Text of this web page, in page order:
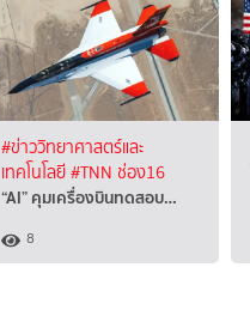
#ข่าววิทยาศาสตร์และ
เทคโนโลยี#TNN ช่อง16
“AI” คุมเครื่องบินทดสอบ…
8